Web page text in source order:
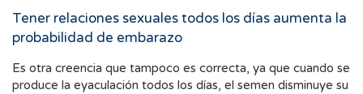
Tener relaciones sexuales todos los días aumenta la
probabilidad de embarazo
Es otra creencia que tampoco es correcta, ya que cuando se
produce la eyaculación todos los días, el semen disminuye su